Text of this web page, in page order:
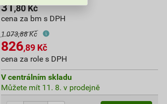
31,80Kč
cena za bm s DPH
1 073,88 Kč
826,89Kč
cena za role s DPH
V centrálním skladu
Můžete mít 11. 8. v prodejně